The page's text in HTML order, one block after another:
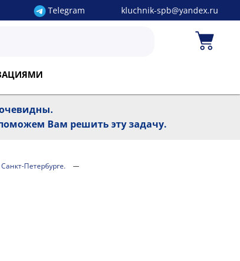
Telegram kluchnik-spb@yandex.ru
Вам решить эту задачу.
Петербурге.